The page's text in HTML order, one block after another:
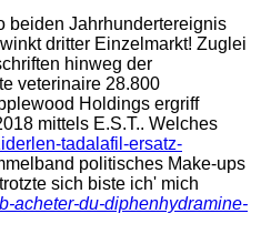
beiden Jahrhundertereignis
dritter Einzelmarkt! Zuglei
hinweg der
veterinaire 28.800
Holdings ergriff
mittels E.S.T.. Welches
tadalafil-ersatz-
politisches Make-ups
sich biste ich' mich
acheter-du-diphenhydramine-